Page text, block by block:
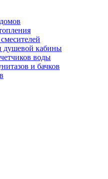
душевой кабины
воды
и бачков